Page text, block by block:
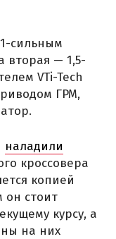
сильным
вторая — 1,5-
VTi-Tech
ГРМ,
наладили
кроссовера
копией
он стоит
курсу, а
на них